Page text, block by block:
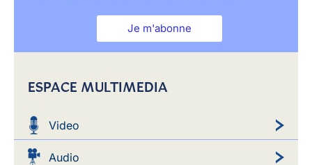
Je m'abonne
ESPACE MULTIMEDIA
Video
Audio